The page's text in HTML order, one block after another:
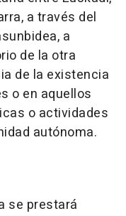
a través del
a
de la otra
de la existencia
o en aquellos
o actividades
autónoma.
se prestará